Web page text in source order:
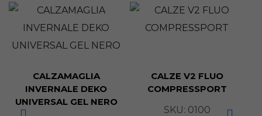
CALZAMAGLIA
INVERNALE DEKO
UNIVERSAL GEL NERO
CALZE V2 FLUO
COMPRESSPORT
SKU: 0100